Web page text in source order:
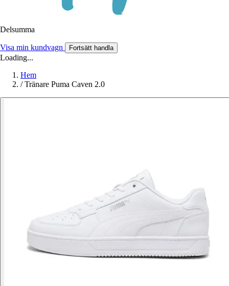
Delsumma
Visa min kundvagn Fortsätt handla
Loading...
Hem
/ Tränare Puma Caven 2.0